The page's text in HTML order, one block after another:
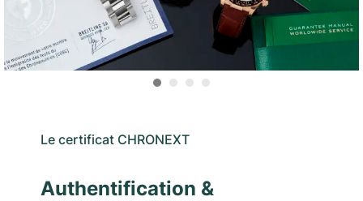
Le certificat CHRONEXT
Authentification &